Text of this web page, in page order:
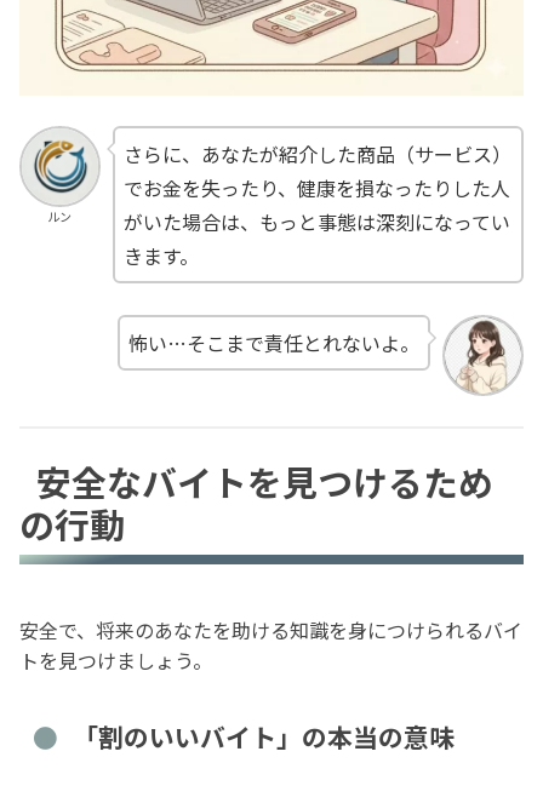
ルン
さらに、あなたが紹介した商品（サービス）
でお金を失ったり、健康を損なったりした人
がいた場合は、もっと事態は深刻になってい
きます。
怖い…そこまで責任とれないよ。
安全なバイトを見つけるため
の行動
安全で、将来のあなたを助ける知識を身につけられるバイ
トを見つけましょう。
「割のいいバイト」の本当の意味